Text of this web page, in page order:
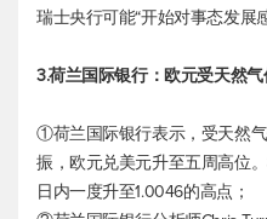
瑞士央行可能“开始对事态发展
3.荷兰国际银行：欧元受天然
①荷兰国际银行表示，受天然
振，欧元兑美元升至五周高位
日内一度升至1.0046的高点；